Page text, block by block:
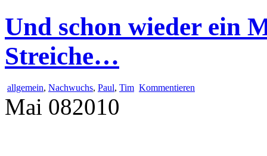
Und schon wieder ein
Streiche…
allgemein, Nachwuchs, Paul, Tim Kommentieren
Mai 082010